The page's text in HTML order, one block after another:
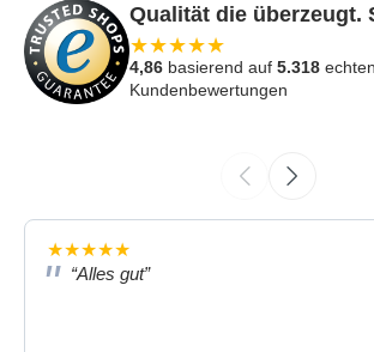
Qualität die überzeugt.
★★★★★
4,86 basierend auf 5.318 echten
Kundenbewertungen
★★★★★
“Alles gut”